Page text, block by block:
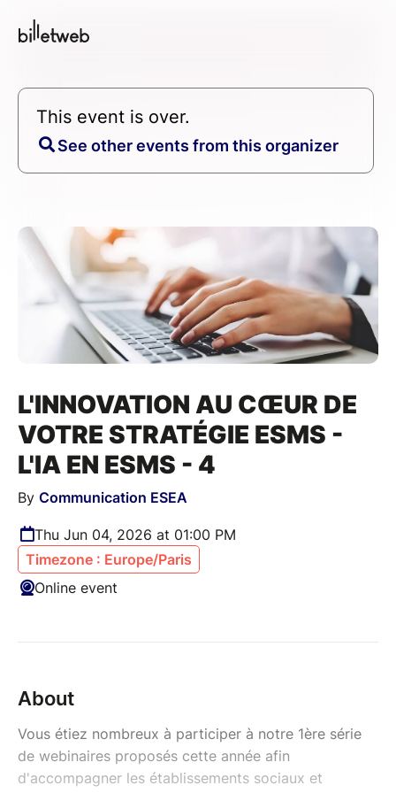
This event is over.
See other events from this organizer
L'INNOVATION AU CŒUR DE
VOTRE STRATÉGIE ESMS -
L'IA EN ESMS - 4
By Communication ESEA
Thu Jun 04, 2026 at 01:00 PM
Timezone : Europe/Paris
Online event
About
Vous étiez nombreux à participer à notre 1ère série
de webinaires proposés cette année afin
d'accompagner les établissements sociaux et